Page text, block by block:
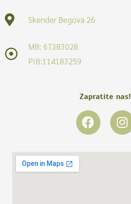
Skender Begova 26
MB: 67383028
PIB:114183259
Zapratite nas!
F
a
I
n